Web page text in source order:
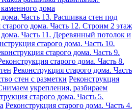
дома
Часть 13. Расшивка стен под
старого дома. Часть 12. Строим 2 этаж
дома. Часть 11. Деревянный потолок и
старого дома. Часть 10.
старого дома. Часть 9.
старого дома. Часть 8.
Реконструкция старого дома. Часть
стен с разметки Реконструкция
укрепления, разбираем
старого дома. Часть 5.
Реконструкция старого дома. Часть 4.